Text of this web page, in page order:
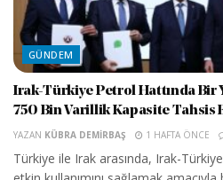
GÜNDEM
Irak-Türkiye Petrol Hattında Bir
750 Bin Varillik Kapasite Tahsis
YAZAN KÜBRA DEMIRBAŞ 1 HAFTA ÖNCE
Türkiye ile Irak arasında, Irak-